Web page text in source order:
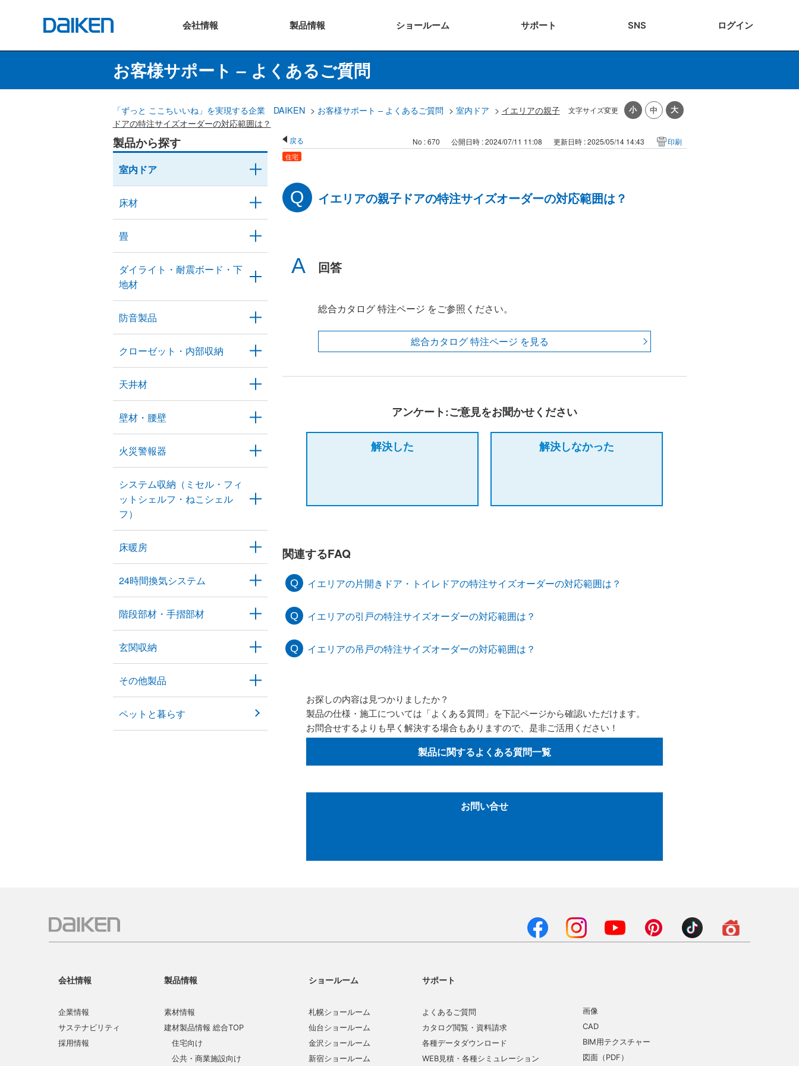
会社情報 製品情報 ショールーム サポート SNS ログイン
お客様サポート – よくあるご質問
文字サイズ変更
「ずっと ここちいいね」を実現する企業 DAIKEN > お客様サポート – よくあるご質問 > 室内ドア > イエリアの親子
ドアの特注サイズオーダーの対応範囲は？
製品から探す
室内ドア
床材
畳
ダイライト・耐震ボード・下
地材
防音製品
クローゼット・内部収納
天井材
壁材・腰壁
火災警報器
システム収納（ミセル・フィ
ットシェルフ・ねこシェル
フ）
床暖房
24時間換気システム
階段部材・手摺部材
玄関収納
その他製品
ペットと暮らす
戻る No : 670 公開日時 : 2024/07/11 11:08 更新日時 : 2025/05/14 14:43 印刷
住宅
イエリアの親子ドアの特注サイズオーダーの対応範囲は？
回答
総合カタログ 特注ページ をご参照ください。
総合カタログ 特注ページ を見る
アンケート:ご意見をお聞かせください
解決した 解決しなかった
関連するFAQ
イエリアの片開きドア・トイレドアの特注サイズオーダーの対応範囲は？
イエリアの引戸の特注サイズオーダーの対応範囲は？
イエリアの吊戸の特注サイズオーダーの対応範囲は？
お探しの内容は見つかりましたか？
製品の仕様・施工については「よくある質問」を下記ページから確認いただけます。
お問合せするよりも早く解決する場合もありますので、是非ご活用ください！
製品に関するよくある質問一覧
お問い合せ
会社情報
企業情報
サステナビリティ
採用情報
製品情報
素材情報
建材製品情報 総合TOP
住宅向け
公共・商業施設向け
ショールーム
札幌ショールーム
仙台ショールーム
金沢ショールーム
新宿ショールーム
サポート
よくあるご質問
カタログ閲覧・資料請求
各種データダウンロード
WEB見積・各種シミュレーション
画像
CAD
BIM用テクスチャー
図面（PDF）